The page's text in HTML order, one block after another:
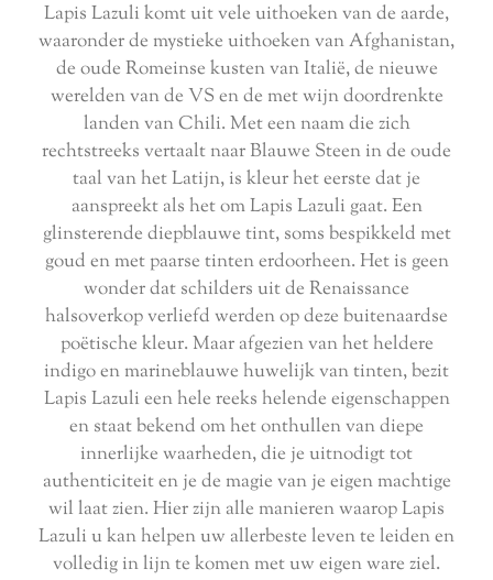
Lapis Lazuli komt uit vele uithoeken van de aarde,
waaronder de mystieke uithoeken van Afghanistan,
de oude Romeinse kusten van Italië, de nieuwe
werelden van de VS en de met wijn doordrenkte
landen van Chili. Met een naam die zich
rechtstreeks vertaalt naar Blauwe Steen in de oude
taal van het Latijn, is kleur het eerste dat je
aanspreekt als het om Lapis Lazuli gaat. Een
glinsterende diepblauwe tint, soms bespikkeld met
goud en met paarse tinten erdoorheen. Het is geen
wonder dat schilders uit de Renaissance
halsoverkop verliefd werden op deze buitenaardse
poëtische kleur. Maar afgezien van het heldere
indigo en marineblauwe huwelijk van tinten, bezit
Lapis Lazuli een hele reeks helende eigenschappen
en staat bekend om het onthullen van diepe
innerlijke waarheden, die je uitnodigt tot
authenticiteit en je de magie van je eigen machtige
wil laat zien. Hier zijn alle manieren waarop Lapis
Lazuli u kan helpen uw allerbeste leven te leiden en
volledig in lijn te komen met uw eigen ware ziel.